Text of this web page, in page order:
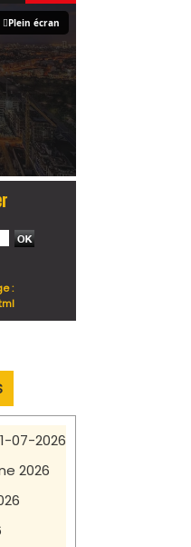
Plein écran
:
07-2026
2026